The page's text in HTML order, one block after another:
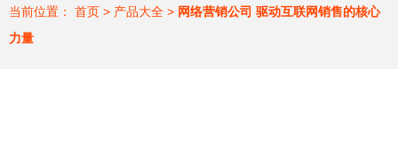
当前位置： 首页 > 产品大全 > 网络营销公司 驱动互联网销售的核心
力量